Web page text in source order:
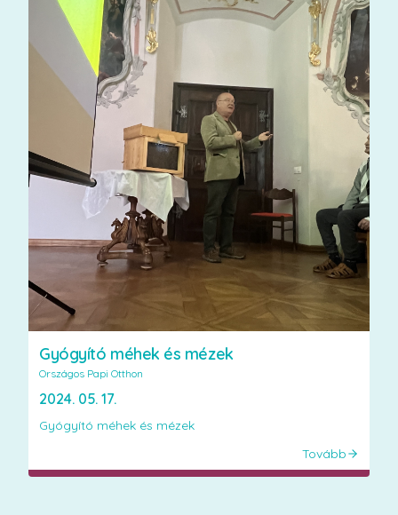
Gyógyító méhek és mézek
Országos Papi Otthon
2024. 05. 17.
Gyógyító méhek és mézek
Tovább